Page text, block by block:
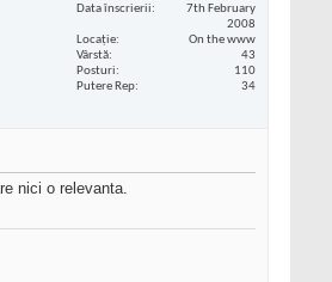
Data înscrierii
7th February
2008
Locaţie
On the www
Vârstă
43
Posturi
110
Putere Rep
34
nici o relevanta.